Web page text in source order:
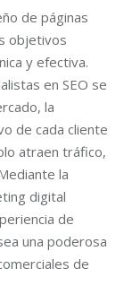
de páginas
objetivos
y efectiva.
en SEO se
la
de cada cliente
atraen tráfico,
la
digital
de
una poderosa
de